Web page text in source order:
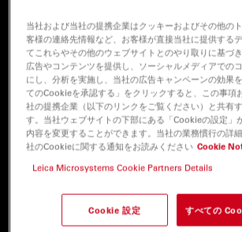
当社および当社の提携企業はクッキーおよびその他の
客様の連絡先情報など、お客様が直接当社に提供する
てこれらやその他のウェブサイトとのやり取りに基づ
広告やコンテンツを提供し、ソーシャルメディアでの
にし、分析を実施し、当社の広告キャンペーンの効果
てのCookieを承認する」をクリックすると、この事項
社の提携企業（以下のリンクをご覧ください）と共有
す。当社ウェブサイトの下部にある「Cookieの設定」
内容を変更することができます。当社の業務慣行の詳
社のCookieに関する通知をお読みください Cookie
Leica Microsystems Cookie Partners Details
Cookie 設定 すべての